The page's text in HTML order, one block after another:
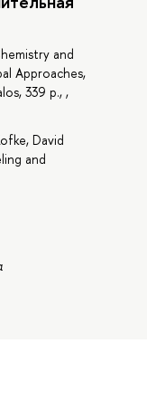
and
Approaches,
339 p., ,
David
and